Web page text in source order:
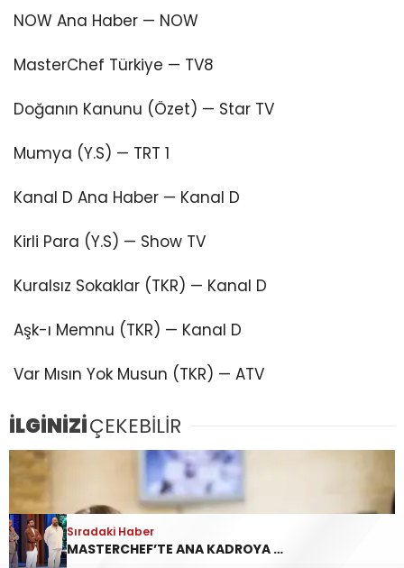
NOW Ana Haber — NOW
MasterChef Türkiye — TV8
Doğanın Kanunu (Özet) — Star TV
Mumya (Y.S) — TRT 1
Kanal D Ana Haber — Kanal D
Kirli Para (Y.S) — Show TV
Kuralsız Sokaklar (TKR) — Kanal D
Aşk-ı Memnu (TKR) — Kanal D
Var Mısın Yok Musun (TKR) — ATV
İLGİNİZİÇEKEBİLİR
Sıradaki Haber
MASTERCHEF’TE ANA KADROYA GİREN 17. YARIŞMACI | MasterChef’te ana kadroya kim girdi, önlüğü hangi yarışmacı aldı?